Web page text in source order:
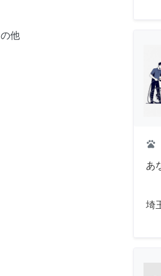
他
pets
あ
埼